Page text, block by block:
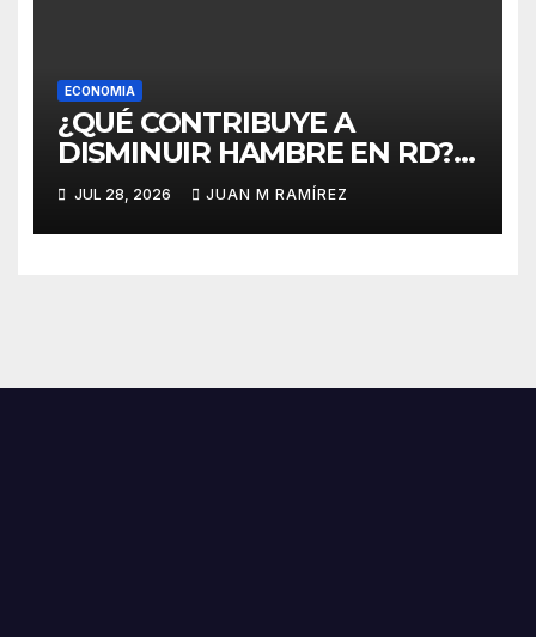
ECONOMIA
¿QUÉ CONTRIBUYE A
DISMINUIR HAMBRE EN RD?
Compras públicas
agroalimentarias constituyen
pilar estratégico en el logro
JUL 28, 2026 JUAN M RAMÍREZ